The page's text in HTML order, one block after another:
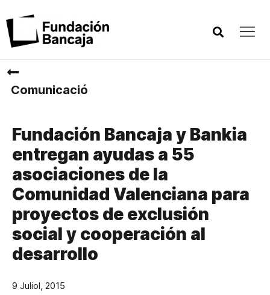
Comunicació
Fundación Bancaja y Bankia
entregan ayudas a 55
asociaciones de la
Comunidad Valenciana para
proyectos de exclusión
social y cooperación al
desarrollo
9 Juliol, 2015